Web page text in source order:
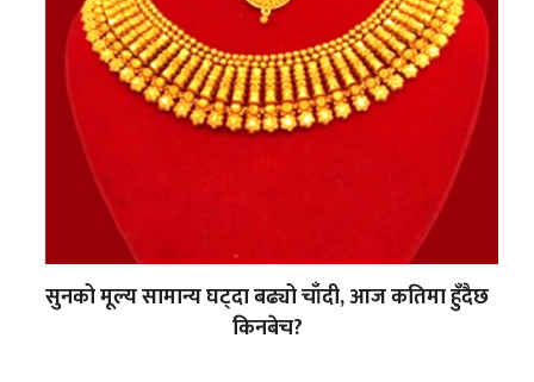
सुनको मूल्य सामान्य घट्दा बढ्यो चाँदी, आज कतिमा हुँदैछ
किनबेच?